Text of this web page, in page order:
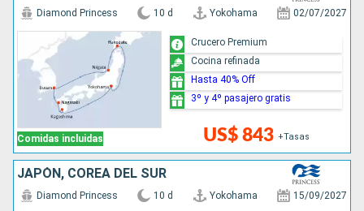
Comidas incluidas
Diamond Princess 10 d Yokohama 02/07/2027
US$ 843 +Tasas
Crucero Premium
Cocina refinada
Hasta 40% Off
3º y 4º pasajero gratis
JAPÓN, COREA DEL SUR
Diamond Princess 10 d Yokohama 15/09/2027